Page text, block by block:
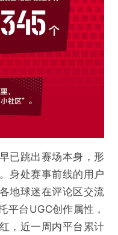
诱导行为
其他
已跳出赛场本身，形
身处赛事前线的用户
地球迷在评论区交流
平台UGC创作属性，
，近一周内平台累计